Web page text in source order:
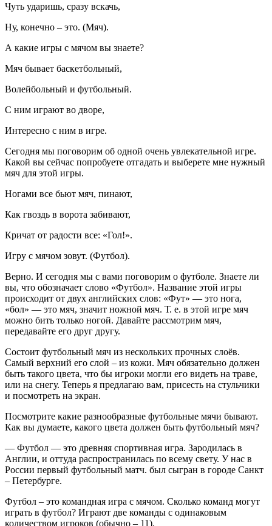
Чуть ударишь, сразу вскачь,
Ну, конечно – это. (Мяч).
А какие игры с мячом вы знаете?
Мяч бывает баскетбольный,
Волейбольный и футбольный.
С ним играют во дворе,
Интересно с ним в игре.
Сегодня мы поговорим об одной очень увлекательной игре.
Какой вы сейчас попробуете отгадать и выберете мне нужный
мяч для этой игры.
Ногами все бьют мяч, пинают,
Как гвоздь в ворота забивают,
Кричат от радости все: «Гол!».
Игру с мячом зовут. (Футбол).
Верно. И сегодня мы с вами поговорим о футболе. Знаете ли
вы, что обозначает слово «Футбол». Название этой игры
происходит от двух английских слов: «Фут» — это нога,
«бол» — это мяч, значит ножной мяч. Т. е. в этой игре мяч
можно бить только ногой. Давайте рассмотрим мяч,
передавайте его друг другу.
Состоит футбольный мяч из нескольких прочных слоёв.
Самый верхний его слой – из кожи. Мяч обязательно должен
быть такого цвета, что бы игроки могли его видеть на траве,
или на снегу. Теперь я предлагаю вам, присесть на стульчики
и посмотреть на экран.
Посмотрите какие разнообразные футбольные мячи бывают.
Как вы думаете, какого цвета должен быть футбольный мяч?
— Футбол — это древняя спортивная игра. Зародилась в
Англии, и оттуда распространилась по всему свету. У нас в
России первый футбольный матч. был сыгран в городе Санкт
– Петербурге.
Футбол – это командная игра с мячом. Сколько команд могут
играть в футбол? Играют две команды с одинаковым
количеством игроков (обычно – 11).